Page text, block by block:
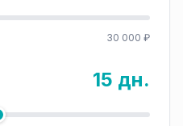
30 000 ₽
15 дн.